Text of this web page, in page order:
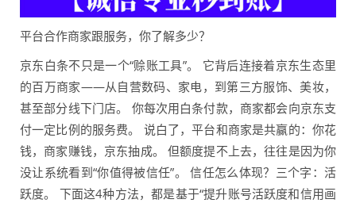
平台合作商家跟服务，你了解多少？
京东白条不只是一个“赊账工具”。 它背后连接着京东生态里
的百万商家——从自营数码、家电，到第三方服饰、美妆，
甚至部分线下门店。 你每次用白条付款，商家都会向京东支
付一定比例的服务费。 说白了，平台和商家是共赢的：你花
钱，商家赚钱，京东抽成。 但额度提不上去，往往是因为你
没让系统看到“你值得被信任”。 信任怎么体现？三个字：活
跃度。 下面这4种方法，都是基于“提升账号活跃度和信用画